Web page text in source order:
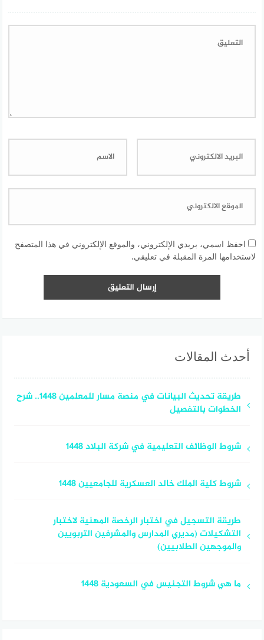
احفظ اسمي، بريدي الإلكتروني، والموقع الإلكتروني في هذا المتصفح
لاستخدامها المرة المقبلة في تعليقي.
أحدث المقالات
طريقة تحديث البيانات في منصة مسار للمعلمين 1448.. شرح
الخطوات بالتفصيل
شروط الوظائف التعليمية في شركة البلاد 1448
شروط كلية الملك خالد العسكرية للجامعيين 1448
طريقة التسجيل في اختبار الرخصة المهنية لاختبار
التشكيلات (مديري المدارس والمشرفين التربويين
والموجهين الطلابيين)
ما هي شروط التجنيس في السعودية 1448